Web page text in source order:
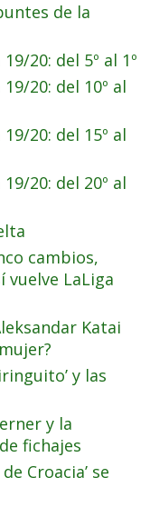
de la
20: del 5º al 1º
20: del 10º al
20: del 15º al
20: del 20º al
cambios,
vuelve LaLiga
Katai
y las
y la
fichajes
Croacia’ se